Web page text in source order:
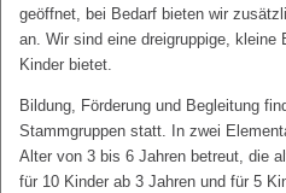
geöffnet, bei Bedarf bieten wir
an. Wir sind eine dreigruppige, kleine
Kinder bietet.
Bildung, Förderung und Begleitung
Stammgruppen statt. In zwei
Alter von 3 bis 6 Jahren betreut, die
für 10 Kinder ab 3 Jahren und für 5